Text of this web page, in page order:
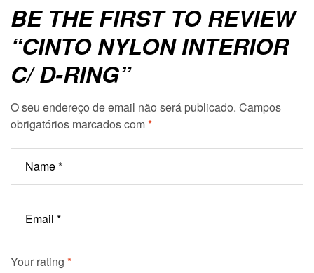
BE THE FIRST TO REVIEW
“CINTO NYLON INTERIOR
C/ D-RING”
O seu endereço de email não será publicado. Campos
obrigatórios marcados com*
Your rating *